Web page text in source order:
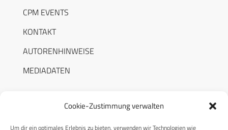
Cookie-Zustimmung verwalten
Um dir ein optimales Erlebnis zu bieten, verwenden wir Technologien wie
CPM EVENTS
KONTAKT
AUTORENHINWEISE
MEDIADATEN